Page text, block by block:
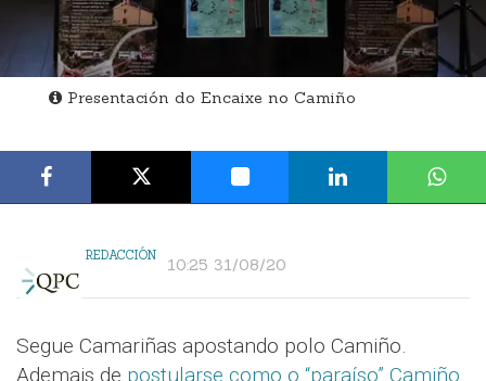
Presentación do Encaixe no Camiño
REDACCIÓN 10:25 31/08/20
Segue Camariñas apostando polo Camiño.
Ademais de postularse como o “paraíso” Camiño